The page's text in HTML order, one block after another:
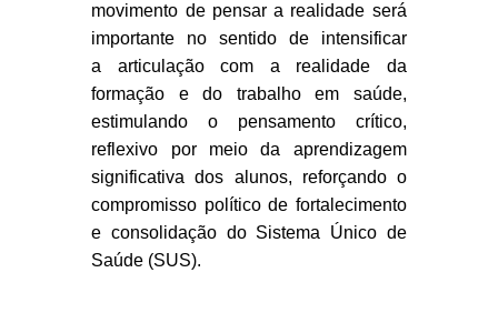
movimento de pensar a realidade será
importante no sentido de intensificar
a articulação com a realidade da
formação e do trabalho em saúde,
estimulando o pensamento crítico,
reflexivo por meio da aprendizagem
significativa dos alunos, reforçando o
compromisso político de fortalecimento
e consolidação do Sistema Único de
Saúde (SUS).